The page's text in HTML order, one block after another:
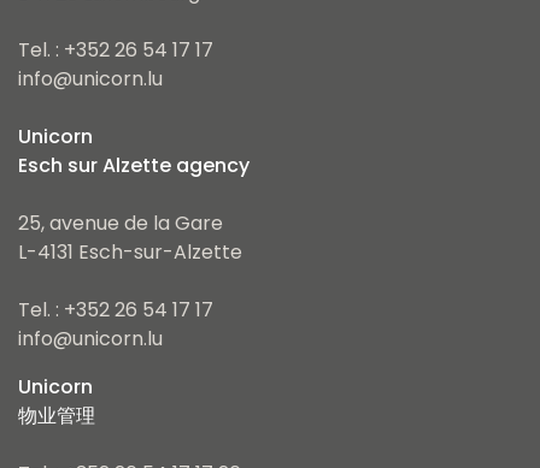
Tel. : +352 26 54 17 17
info@unicorn.lu
Unicorn
Esch sur Alzette agency
25, avenue de la Gare
L-4131 Esch-sur-Alzette
Tel. : +352 26 54 17 17
info@unicorn.lu
Unicorn
物业管理